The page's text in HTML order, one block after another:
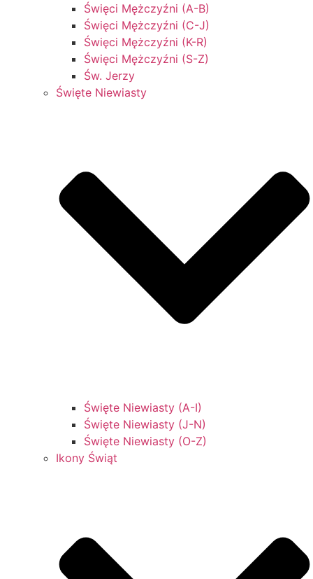
Święci Mężczyźni (A-B)
Święci Mężczyźni (C-J)
Święci Mężczyźni (K-R)
Święci Mężczyźni (S-Z)
Św. Jerzy
Święte Niewiasty
Święte Niewiasty (A-I)
Święte Niewiasty (J-N)
Święte Niewiasty (O-Z)
Ikony Świąt